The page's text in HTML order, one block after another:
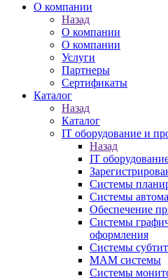
О компании
Назад
О компании
О компании
Услуги
Партнеры
Сертификаты
Каталог
Назад
Каталог
IT оборудование и
Назад
IT
Системы
Системы
Обеспечение
Системы
оформления
Системы
MAM системы
Системы